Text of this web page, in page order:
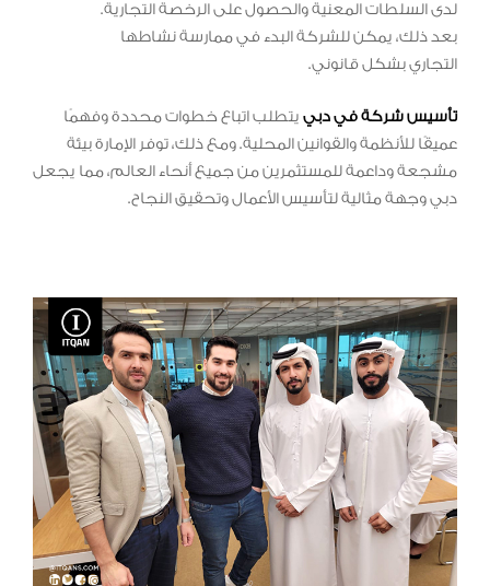
لدى السلطات المعنية والحصول على الرخصة التجارية.
بعد ذلك، يمكن للشركة البدء في ممارسة نشاطها
التجاري بشكل قانوني.
تأسيس شركة في دبي يتطلب اتباع خطوات محددة وفهمًا
عميقًا للأنظمة والقوانين المحلية. ومع ذلك، توفر الإمارة بيئة
مشجعة وداعمة للمستثمرين من جميع أنحاء العالم، مما يجعل
دبي وجهة مثالية لتأسيس الأعمال وتحقيق النجاح.